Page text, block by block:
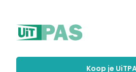
Koop je